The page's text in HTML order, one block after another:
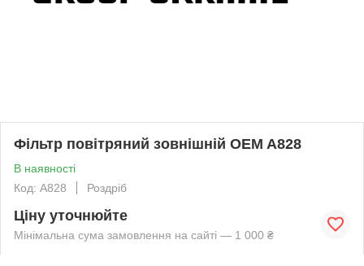
Фільтр повітряний зовнішній OEM A828
В наявності
Код: A828
Роздріб
Ціну уточнюйте
Мінімальна сума замовлення на сайті — 1 000 ₴